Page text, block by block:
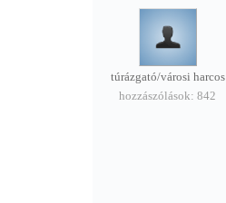
túrázgató/városi harcos
hozzászólások: 842